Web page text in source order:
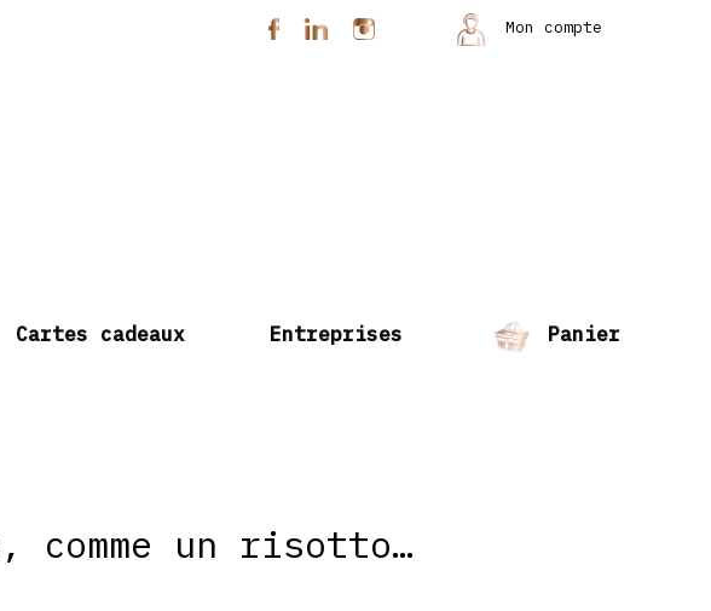
Mon compte
Cartes cadeaux Entreprises Panier
comme un risotto…